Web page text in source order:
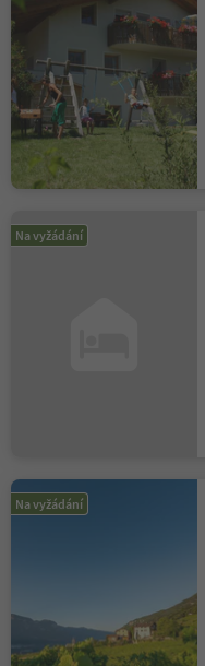
Na vyžádání
Na vyžádání